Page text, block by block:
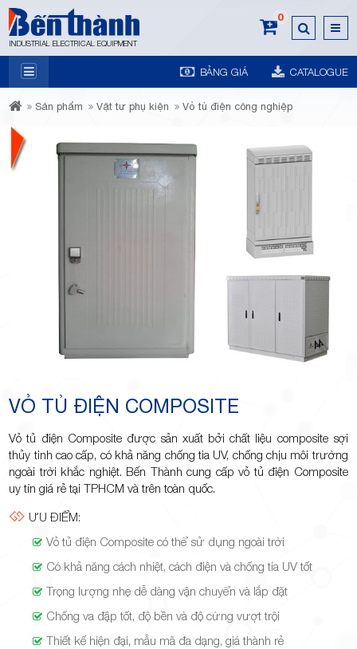
INDUSTRIAL ELECTRICAL EQUIPMENT
0
BẢNG GIÁ CATALOGUE
7A
Trương
Minh
Giảng,
phường
Sản phẩm Vật tư phụ kiện Vỏ tủ điện công nghiệp
VỎ TỦ ĐIỆN COMPOSITE
Vỏ tủ điện Composite được sản xuất bởi chất liệu composite sợi
thủy tinh cao cấp, có khả năng chống tia UV, chống chịu môi trường
ngoài trời khắc nghiệt. Bến Thành cung cấp vỏ tủ điện Composite
uy tín giá rẻ tại TPHCM và trên toàn quốc.
ƯU ĐIỂM:
Vỏ tủ điện Composite có thể sử dụng ngoài trời
Có khả năng cách nhiệt, cách điện và chống tia UV tốt
Trọng lượng nhẹ dễ dàng vận chuyển và lắp đặt
Chống va đập tốt, độ bền và độ cứng vượt trội
Thiết kế hiện đại, mẫu mã đa dạng, giá thành rẻ